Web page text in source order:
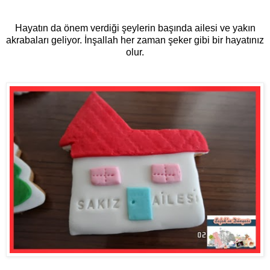
Hayatın da önem verdiği şeylerin başında ailesi ve yakın
akrabaları geliyor. İnşallah her zaman şeker gibi bir hayatınız
olur.